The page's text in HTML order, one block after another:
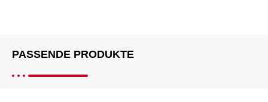
PASSENDE PRODUKTE